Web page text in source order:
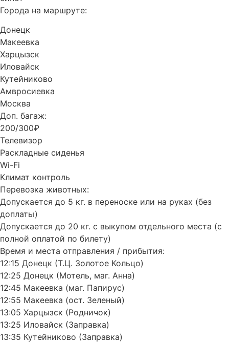
Города на маршруте:
Донецк
Макеевка
Харцызск
Иловайск
Кутейниково
Амвросиевка
Москва
Доп. багаж:
200/300₽
Телевизор
Раскладные сиденья
Wi-Fi
Климат контроль
Перевозка животных:
Допускается до 5 кг. в переноске или на руках (без
доплаты)
Допускается до 20 кг. с выкупом отдельного места (с
полной оплатой по билету)
Время и места отправления / прибытия:
12:15 Донецк (Т.Ц. Золотое Кольцо)
12:25 Донецк (Мотель, маг. Анна)
12:45 Макеевка (маг. Папирус)
12:55 Макеевка (ост. Зеленый)
13:05 Харцызск (Родничок)
13:25 Иловайск (Заправка)
13:35 Кутейниково (Заправка)